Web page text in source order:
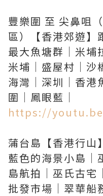
豐樂圍 至 尖鼻咀
區）【香港郊遊】
最大魚塘群｜米埔
米埔｜盛屋村｜沙
海灣｜深圳｜香港
https://
蒲台島【香港行山
藍色的海景小島｜
島航拍｜巫氏古宅
批發市場｜翠華船